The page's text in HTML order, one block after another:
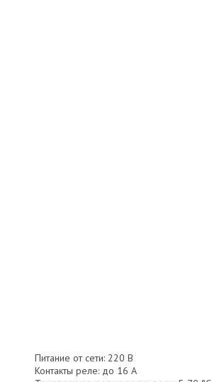
Питание от сети: 220 В
Контакты реле: до 16 А